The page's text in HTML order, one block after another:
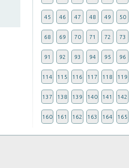
45 46 47 48 49 50
68 69 70 71 72 73
91 92 93 94 95 96
114 115 116 117 118 119
137 138 139 140 141 142
160 161 162 163 164 165